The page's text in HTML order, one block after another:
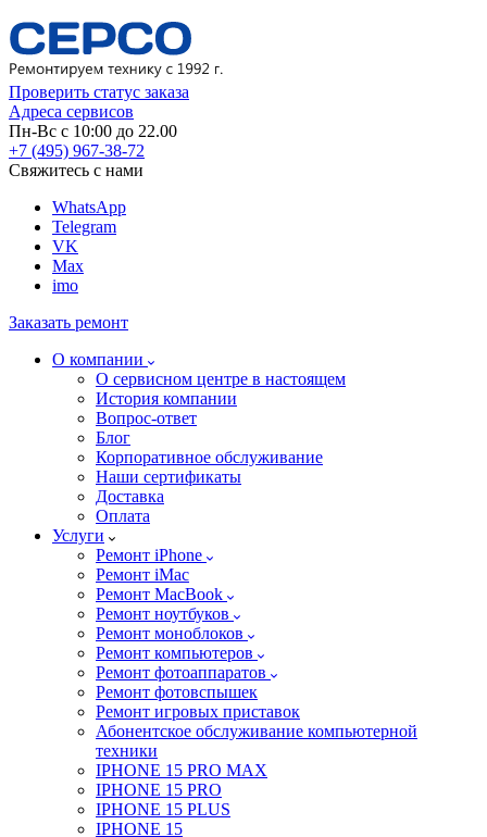
Проверить статус заказа
Адреса сервисов
Пн-Вс с 10:00 до 22.00
+7 (495) 967-38-72
Свяжитесь с нами
WhatsApp
Telegram
VK
Max
imo
Заказать ремонт
О компании
О сервисном центре в настоящем
История компании
Вопрос-ответ
Блог
Корпоративное обслуживание
Наши сертификаты
Доставка
Оплата
Услуги
Ремонт iPhone
Ремонт iMac
Ремонт MacBook
Ремонт ноутбуков
Ремонт моноблоков
Ремонт компьютеров
Ремонт фотоаппаратов
Ремонт фотовспышек
Ремонт игровых приставок
Абонентское обслуживание компьютерной
техники
IPHONE 15 PRO MAX
IPHONE 15 PRO
IPHONE 15 PLUS
IPHONE 15